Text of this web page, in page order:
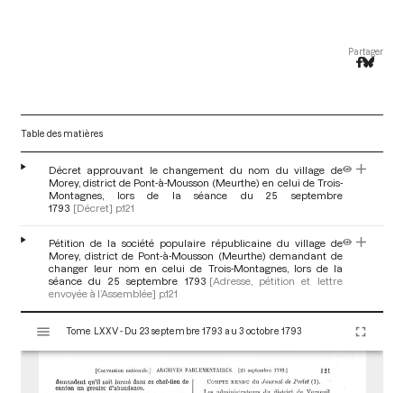
Partager
Table des matières
Décret approuvant le changement du nom du village de
Morey, district de Pont-à-Mousson (Meurthe) en celui de Trois-
Montagnes, lors de la séance du 25 septembre
1793 [Décret] p.121
Pétition de la société populaire républicaine du village de
Morey, district de Pont-à-Mousson (Meurthe) demandant de
changer leur nom en celui de Trois-Montagnes, lors de la
séance du 25 septembre 1793 [Adresse, pétition et lettre
envoyée à l’Assemblée] p.121
s
Tome LXXV - Du 23 septembre 1793 au 3 octobre 1793